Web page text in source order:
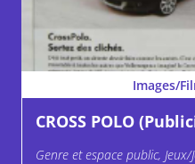
Images/
CROSS POLO
Genre et espace public, Jeux/